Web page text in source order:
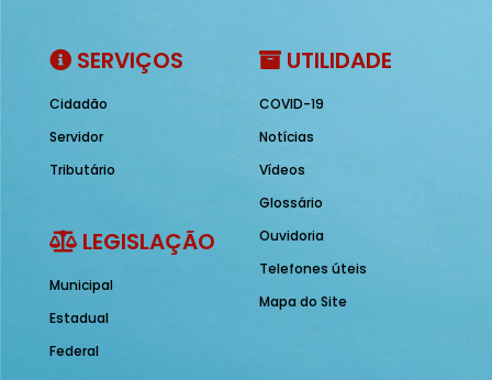
SERVIÇOS
Cidadão
Servidor
Tributário
LEGISLAÇÃO
Municipal
Estadual
Federal
UTILIDADE
COVID-19
Notícias
Vídeos
Glossário
Ouvidoria
Telefones úteis
Mapa do Site